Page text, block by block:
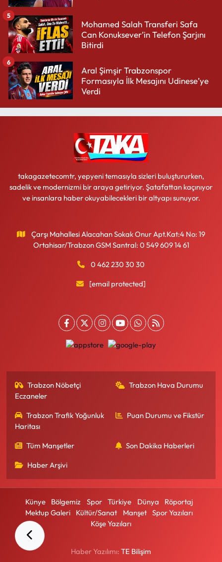
Mohamed Salah Transferi Safa
Can Konuksever’in Telefon Şarjını
Bitirdi
5
Aral Şimşir Trabzonspor
Formasıyla İlk Mesajını Udinese’ye
Verdi
6
takagazetecomtr, yepyeni temasıyla sizleri buluştururken,
sadelik ve modernizmi bir araya getiriyor. Şatafattan kaçınıyor
ve insanlara haber okuyabilecekleri bir altyapı sunuyor.
Çarşı Mahallesi Alacahan Sokak Onur Apt.Kat:4 No: 19
Ortahisar/Trabzon GSM Santral: 0 549 609 14 61
0 462 230 30 30
[email protected]
Trabzon Nöbetçi
Eczaneler
Trabzon Hava Durumu
Trabzon Trafik Yoğunluk
Haritası
Puan Durumu ve Fikstür
Tüm Manşetler Son Dakika Haberleri
Haber Arşivi
Künye Bölgemiz Spor Türkiye Dünya
Röportaj
Mektup Galeri
Kültür/Sanat Manşet
Spor Yazıları
Köşe Yazıları
Haber Yazılımı: TE Bilişim